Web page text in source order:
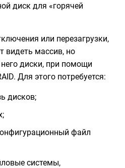
диск для «горячей
или перезагрузки,
видеть массив, но
диски, при помощи
Для этого потребуется:
дисков;
файл
системы,